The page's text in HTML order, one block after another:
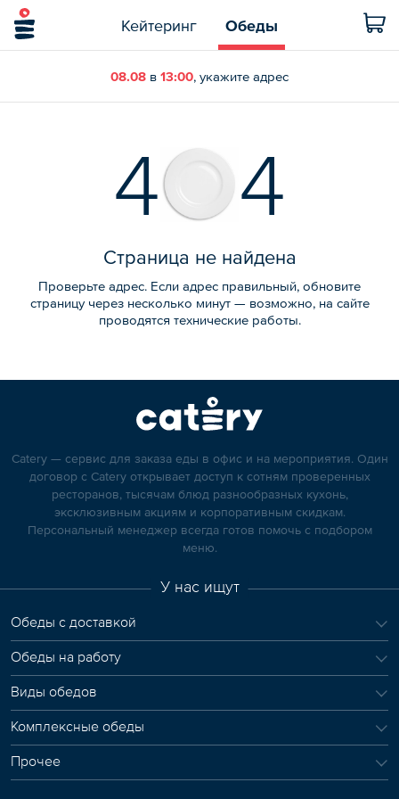
Кейтеринг Обеды
08.08 в 13:00, укажите адрес
4 4
Страница не найдена
Проверьте адрес. Если адрес правильный, обновите
страницу через несколько минут — возможно, на сайте
проводятся технические работы.
Catery — сервис для заказа еды в офис и на мероприятия. Один
договор с Catery открывает доступ к сотням проверенных
ресторанов, тысячам блюд разнообразных кухонь,
эксклюзивным акциям и корпоративным скидкам.
Персональный менеджер всегда готов помочь с подбором
меню.
У нас ищут
Обеды с доставкой
Обеды на работу
Виды обедов
Комплексные обеды
Прочее